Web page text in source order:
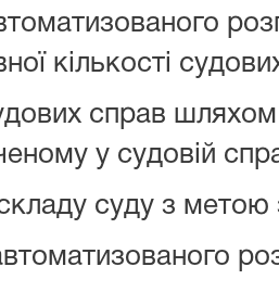
кількості
справ
у судовій
суду з метою